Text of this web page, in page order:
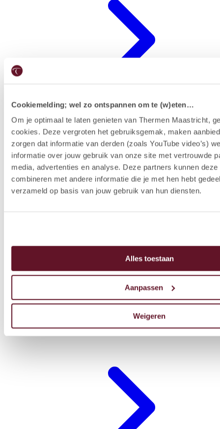
Cookiemelding; wel zo ontspannen om te (w)eten…
Om je optimaal te laten genieten van Thermen Maastricht,
cookies. Deze vergroten het gebruiksgemak, maken
zorgen dat informatie van derden (zoals YouTube video’s)
informatie over jouw gebruik van onze site met vertrouwde
media, advertenties en analyse. Deze partners kunnen deze
combineren met andere informatie die je met hen hebt
verzameld op basis van jouw gebruik van hun diensten.
Alles toestaan
Aanpassen
Weigeren
Hotelausstattung